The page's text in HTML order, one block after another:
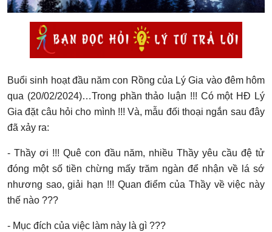
Buổi sinh hoạt đầu năm con Rồng của Lý Gia vào đêm hôm
qua (20/02/2024)…Trong phần thảo luận !!! Có một HĐ Lý
Gia đặt câu hỏi cho mình !!! Và, mẫu đối thoại ngắn sau đây
đã xảy ra:
- Thầy ơi !!! Quê con đầu năm, nhiều Thầy yêu cầu đệ tử
đóng một số tiền chừng mấy trăm ngàn để nhận về lá sớ
nhương sao, giải hạn !!! Quan điểm của Thầy về việc này
thế nào ???
- Mục đích của việc làm này là gì ???